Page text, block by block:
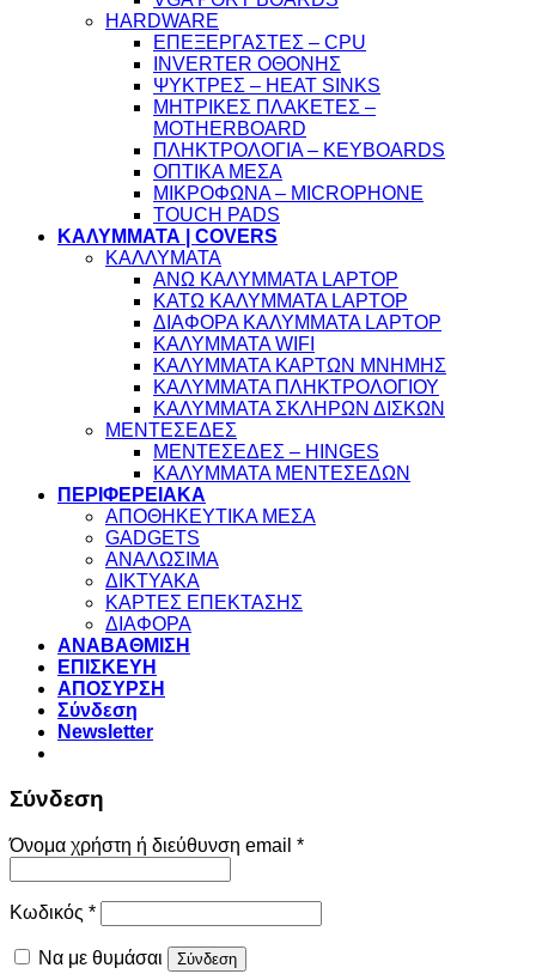
HARDWARE
ΕΠΕΞΕΡΓΑΣΤΕΣ – CPU
INVERTER ΟΘΟΝΗΣ
ΨΥΚΤΡΕΣ – HEAT SINKS
ΜΗΤΡΙΚΕΣ ΠΛΑΚΕΤΕΣ –
MOTHERBOARD
ΠΛΗΚΤΡΟΛΟΓΙΑ – KEYBOARDS
ΟΠΤΙΚΑ ΜΕΣΑ
ΜΙΚΡΟΦΩΝΑ – MICROPHONE
TOUCH PADS
ΚΑΛΥΜΜΑΤΑ | COVERS
ΚΑΛΛΥΜΑΤΑ
ΑΝΩ ΚΑΛΥΜΜΑΤΑ LAPTOP
ΚΑΤΩ ΚΑΛΥΜΜΑΤΑ LAPTOP
ΔΙΑΦΟΡΑ ΚΑΛΥΜΜΑΤΑ LAPTOP
ΚΑΛΥΜΜΑΤΑ WIFI
ΚΑΛΥΜΜΑΤΑ ΚΑΡΤΩΝ ΜΝΗΜΗΣ
ΚΑΛΥΜΜΑΤΑ ΠΛΗΚΤΡΟΛΟΓΙΟΥ
ΚΑΛΥΜΜΑΤΑ ΣΚΛΗΡΩΝ ΔΙΣΚΩΝ
ΜΕΝΤΕΣΕΔΕΣ
ΜΕΝΤΕΣΕΔΕΣ – HINGES
ΚΑΛΥΜΜΑΤΑ ΜΕΝΤΕΣΕΔΩΝ
ΠΕΡΙΦΕΡΕΙΑΚΑ
ΑΠΟΘΗΚΕΥΤΙΚΑ ΜΕΣΑ
GADGETS
ΑΝΑΛΩΣΙΜΑ
ΔΙΚΤΥΑΚΑ
ΚΑΡΤΕΣ ΕΠΕΚΤΑΣΗΣ
ΔΙΑΦΟΡΑ
ΑΝΑΒΑΘΜΙΣΗ
ΕΠΙΣΚΕΥΗ
ΑΠΟΣΥΡΣΗ
Σύνδεση
Newsletter
Σύνδεση
Όνομα χρήστη ή διεύθυνση email *Απαιτείται
Κωδικός *Απαιτείται
Να με θυμάσαι Σύνδεση